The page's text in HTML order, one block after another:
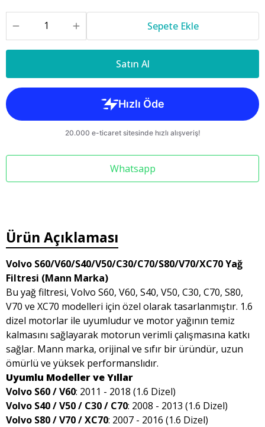
Sepete Ekle
Satın Al
Whatsapp
Ürün Açıklaması
Volvo S60/V60/S40/V50/C30/C70/S80/V70/XC70 Yağ
Filtresi (Mann Marka)
Bu yağ filtresi, Volvo S60, V60, S40, V50, C30, C70, S80,
V70 ve XC70 modelleri için özel olarak tasarlanmıştır. 1.6
dizel motorlar ile uyumludur ve motor yağının temiz
kalmasını sağlayarak motorun verimli çalışmasına katkı
sağlar. Mann marka, orijinal ve sıfır bir üründür, uzun
ömürlü ve yüksek performanslıdır.
Uyumlu Modeller ve Yıllar
Volvo S60 / V60: 2011 - 2018 (1.6 Dizel)
Volvo S40 / V50 / C30 / C70: 2008 - 2013 (1.6 Dizel)
Volvo S80 / V70 / XC70: 2007 - 2016 (1.6 Dizel)